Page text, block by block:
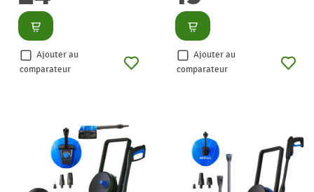
Consulter
Ajouter au
comparateur
Consulter
Ajouter au
comparateur